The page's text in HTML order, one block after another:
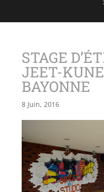
STAGE
JEET-
BAYONNE
8 Juin, 2016